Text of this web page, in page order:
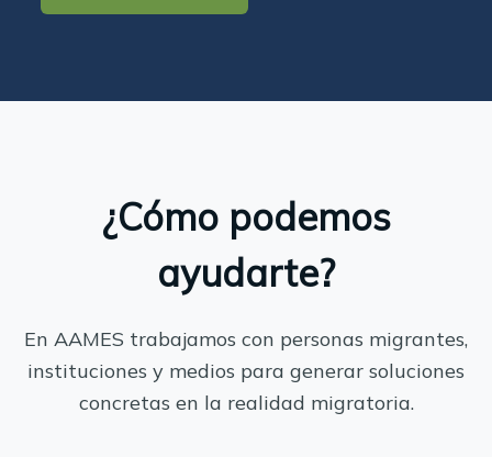
¿Cómo podemos
ayudarte?
En AAMES trabajamos con personas migrantes,
instituciones y medios para generar soluciones
concretas en la realidad migratoria.